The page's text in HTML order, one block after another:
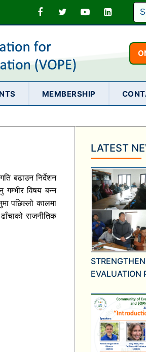
for:
MEMBERSHIP
बढाउन निर्देशन
गम्भीर विषय बन्न
पछिल्लो कालमा
राजनीतिक
LATEST
EVALUATION